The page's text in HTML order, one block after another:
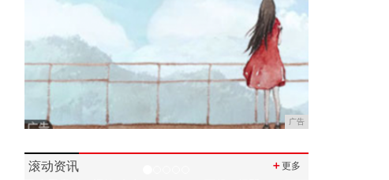
广告
滚动资讯 ＋更多